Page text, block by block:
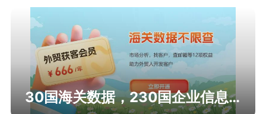
30国海关数据，230国企业信息查询